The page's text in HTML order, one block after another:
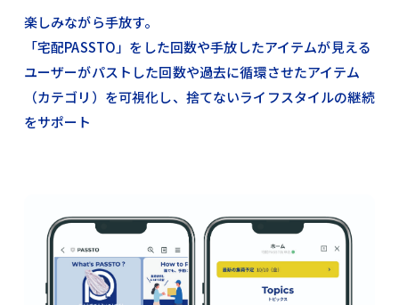
楽しみながら手放す。
「宅配PASSTO」をした回数や手放したアイテムが見える
ユーザーがパストした回数や過去に循環させたアイテム
（カテゴリ）を可視化し、捨てないライフスタイルの継続
をサポート